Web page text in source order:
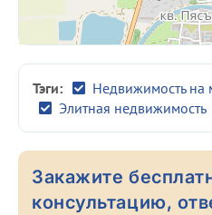
Тэги:
Недвижимость на
Элитная недвижимость
Закажите
консультацию,